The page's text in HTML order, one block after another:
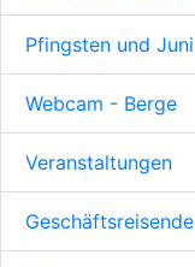
Pfingsten und Juni
Webcam - Berge
Veranstaltungen
Geschäftsreisende